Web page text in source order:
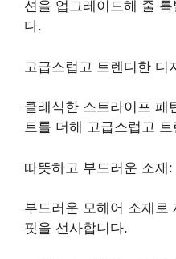
션을 업그레이드해 줄
다.
고급스럽고 트렌디한 디
클래식한 스트라이프 패
트를 더해 고급스럽고
따뜻하고 부드러운 소재:
부드러운 모헤어 소재로
핏을 선사합니다.